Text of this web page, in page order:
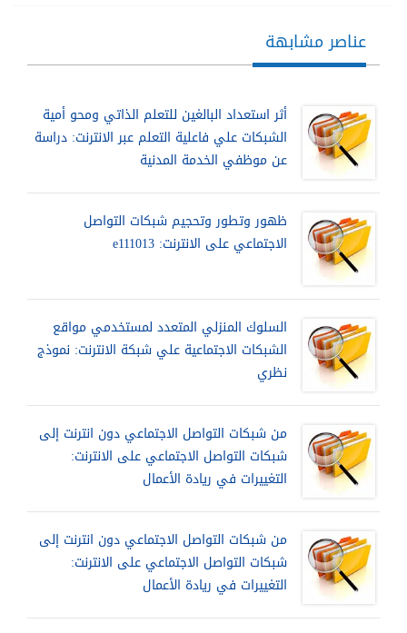
عناصر مشابهة
أثر استعداد البالغين للتعلم الذاتي ومحو أمية
الشبكات علي فاعلية التعلم عبر الانترنت: دراسة
عن موظفي الخدمة المدنية
ظهور وتطور وتحجيم شبكات التواصل
الاجتماعي على الانترنت: e111013
السلوك المنزلي المتعدد لمستخدمي مواقع
الشبكات الاجتماعية علي شبكة الانترنت: نموذج
نظري
من شبكات التواصل الاجتماعي دون انترنت إلى
شبكات التواصل الاجتماعي على الانترنت:
التغييرات في ريادة الأعمال
من شبكات التواصل الاجتماعي دون انترنت إلى
شبكات التواصل الاجتماعي على الانترنت:
التغييرات في ريادة الأعمال